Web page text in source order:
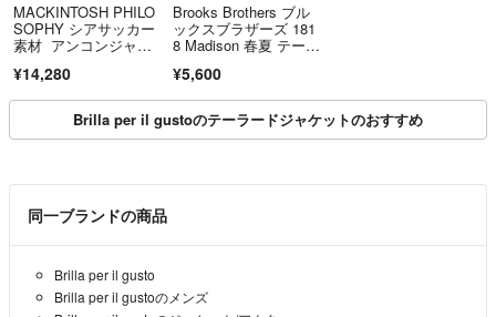
MACKINTOSH PHILO
SOPHY シアサッカー
素材 アンコンジャケ
¥14,280
Brooks Brothers ブル
ックスブラザーズ 181
8 Madison 春夏 テーラ
ックM
¥5,600
Brilla per il gustoのテーラードジャケットのおすすめ
同一ブランドの商品
Brilla per il gusto
Brilla per il gustoのメンズ